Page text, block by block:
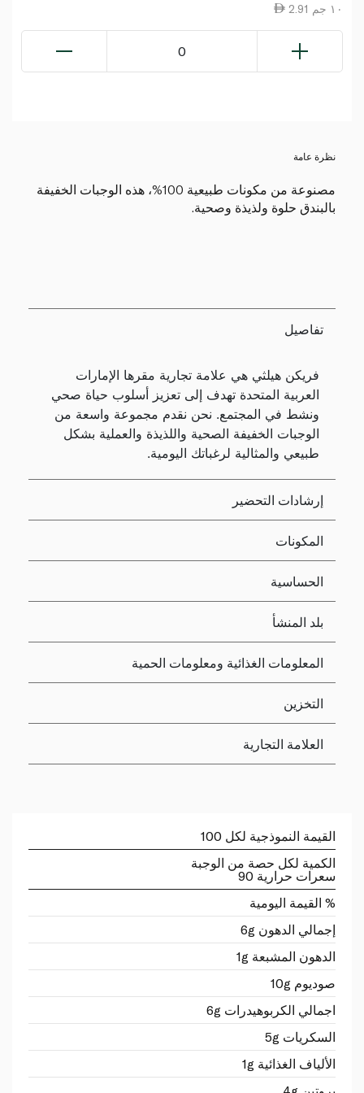
2.91 ١٠ جم
0
نظرة عامة
مصنوعة من مكونات طبيعية 100%، هذه الوجبات الخفيفة
بالبندق حلوة ولذيذة وصحية.
تفاصيل
فريكن هيلثي هي علامة تجارية مقرها الإمارات
العربية المتحدة تهدف إلى تعزيز أسلوب حياة صحي
ونشط في المجتمع. نحن نقدم مجموعة واسعة من
الوجبات الخفيفة الصحية واللذيذة والعملية بشكل
طبيعي والمثالية لرغباتك اليومية.
إرشادات التحضير
المكونات
الحساسية
بلد المنشأ
المعلومات الغذائية ومعلومات الحمية
التخزين
العلامة التجارية
القيمة النموذجية لكل 100
الكمية لكل حصة من الوجبة
سعرات حرارية 90
% القيمة اليومية
إجمالي الدهون 6g
الدهون المشبعة 1g
صوديوم 10g
اجمالي الكربوهيدرات 6g
السكريات 5g
الألياف الغذائية 1g